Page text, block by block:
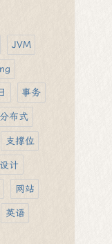
JVM
事务
分布式
支撑位
计
网站
英语